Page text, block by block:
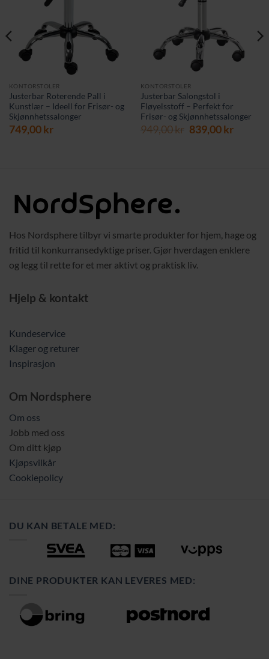
KONTORSTOLER
Justerbar Roterende Pall i
Kunstlær – Ideell for Frisør- og
Skjønnhetssalonger
749,00kr
KONTORSTOLER
Justerbar Salongstol i
Fløyelsstoff – Perfekt for
Frisør- og Skjønnhetssalonger
949,00kr Opprinnelig
839,00kr
Hos Nordsphere tilbyr vi smarte produkter for hjem, hage og
fritid til konkurransedyktige priser. Gjør hverdagen enklere
og legg til rette for et mer aktivt og praktisk liv.
Hjelp & kontakt
Kundeservice
Klager og returer
Inspirasjon
Om Nordsphere
Om oss
Jobb med oss
Om ditt kjøp
Kjøpsvilkår
Cookiepolicy
DU KAN BETALE MED:
DINE PRODUKTER KAN LEVERES MED: